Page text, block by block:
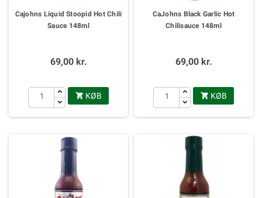
Cajohns Liquid Stoopid Hot Chili
Sauce 148ml
69,00 kr.
 KØB
CaJohns Black Garlic Hot
Chilisauce 148ml
69,00 kr.
 KØB